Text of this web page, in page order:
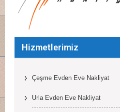
Hizmetlerimiz
Çeşme Evden Eve Nakliyat
Urla Evden Eve Nakliyat